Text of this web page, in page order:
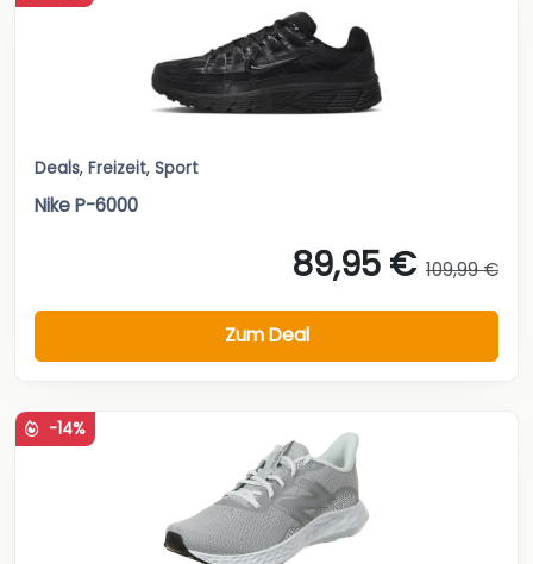
Deals, Freizeit, Sport
Nike P-6000
89,95 € 109,99 €
Zum Deal
-14%